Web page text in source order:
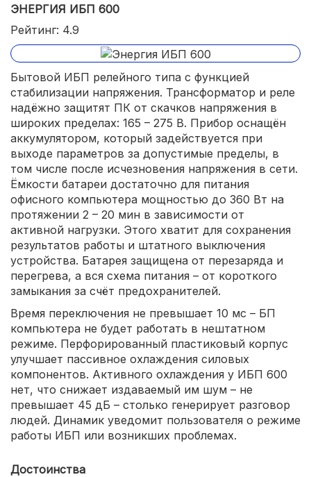
ЭНЕРГИЯ ИБП 600
Рейтинг: 4.9
Бытовой ИБП релейного типа с функцией
стабилизации напряжения. Трансформатор и реле
надёжно защитят ПК от скачков напряжения в
широких пределах: 165 – 275 В. Прибор оснащён
аккумулятором, который задействуется при
выходе параметров за допустимые пределы, в
том числе после исчезновения напряжения в сети.
Ёмкости батареи достаточно для питания
офисного компьютера мощностью до 360 Вт на
протяжении 2 – 20 мин в зависимости от
активной нагрузки. Этого хватит для сохранения
результатов работы и штатного выключения
устройства. Батарея защищена от перезаряда и
перегрева, а вся схема питания – от короткого
замыкания за счёт предохранителей.
Время переключения не превышает 10 мс – БП
компьютера не будет работать в нештатном
режиме. Перфорированный пластиковый корпус
улучшает пассивное охлаждения силовых
компонентов. Активного охлаждения у ИБП 600
нет, что снижает издаваемый им шум – не
превышает 45 дБ – столько генерирует разговор
людей. Динамик уведомит пользователя о режиме
работы ИБП или возникших проблемах.
Достоинства